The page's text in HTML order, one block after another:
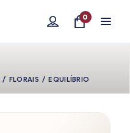
0
FLORAIS EQUILÍBRIO